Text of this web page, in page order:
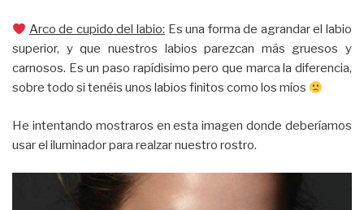
Arco de cupido del labio: Es una forma de agrandar el labio
superior, y que nuestros labios parezcan más gruesos y
carnosos. Es un paso rapídisimo pero que marca la diferencia,
sobre todo si tenéis unos labios finitos como los míos
He intentando mostraros en esta imagen donde deberíamos
usar el iluminador para realzar nuestro rostro.